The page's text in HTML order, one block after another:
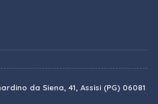
da Siena, 41, Assisi (PG) 06081